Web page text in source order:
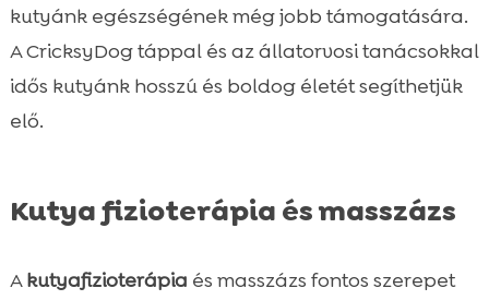
kutyánk egészségének még jobb támogatására.
A CricksyDog táppal és az állatorvosi tanácsokkal
idős kutyánk hosszú és boldog életét segíthetjük
elő.
Kutya fizioterápia és masszázs
Akutyafizioterápia és masszázs fontos szerepet